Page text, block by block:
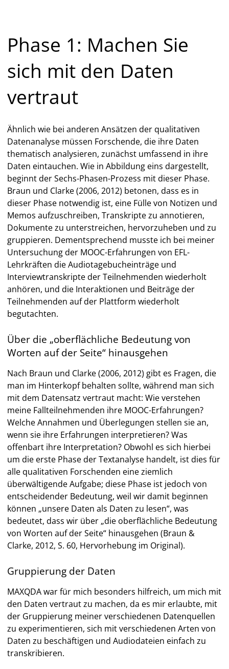
Phase 1: Machen Sie
sich mit den Daten
vertraut
Ähnlich wie bei anderen Ansätzen der qualitativen
Datenanalyse müssen Forschende, die ihre Daten
thematisch analysieren, zunächst umfassend in ihre
Daten eintauchen. Wie in Abbildung eins dargestellt,
beginnt der Sechs-Phasen-Prozess mit dieser Phase.
Braun und Clarke (2006, 2012) betonen, dass es in
dieser Phase notwendig ist, eine Fülle von Notizen und
Memos aufzuschreiben, Transkripte zu annotieren,
Dokumente zu unterstreichen, hervorzuheben und zu
gruppieren. Dementsprechend musste ich bei meiner
Untersuchung der MOOC-Erfahrungen von EFL-
Lehrkräften die Audiotagebucheinträge und
Interviewtranskripte der Teilnehmenden wiederholt
anhören, und die Interaktionen und Beiträge der
Teilnehmenden auf der Plattform wiederholt
begutachten.
Über die „oberflächliche Bedeutung von
Worten auf der Seite“ hinausgehen
Nach Braun und Clarke (2006, 2012) gibt es Fragen, die
man im Hinterkopf behalten sollte, während man sich
mit dem Datensatz vertraut macht: Wie verstehen
meine Fallteilnehmenden ihre MOOC-Erfahrungen?
Welche Annahmen und Überlegungen stellen sie an,
wenn sie ihre Erfahrungen interpretieren? Was
offenbart ihre Interpretation? Obwohl es sich hierbei
um die erste Phase der Textanalyse handelt, ist dies für
alle qualitativen Forschenden eine ziemlich
überwältigende Aufgabe; diese Phase ist jedoch von
entscheidender Bedeutung, weil wir damit beginnen
können „unsere Daten als Daten zu lesen“, was
bedeutet, dass wir über „die oberflächliche Bedeutung
von Worten auf der Seite“ hinausgehen (Braun &
Clarke, 2012, S. 60, Hervorhebung im Original).
Gruppierung der Daten
MAXQDA war für mich besonders hilfreich, um mich mit
den Daten vertraut zu machen, da es mir erlaubte, mit
der Gruppierung meiner verschiedenen Datenquellen
zu experimentieren, sich mit verschiedenen Arten von
Daten zu beschäftigen und Audiodateien einfach zu
transkribieren.